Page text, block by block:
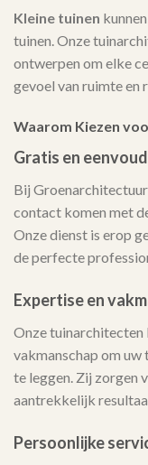
Kleine tuinen
tuinen. Onze
ontwerpen om elke
gevoel van ruimte en
Waarom Kiezen
Gratis en
Bij
contact komen met
Onze dienst is erop
de perfecte
Expertise en
Onze tuinarchitecten
vakmanschap om uw
te leggen. Zij zorgen
aantrekkelijk
Persoonlijke